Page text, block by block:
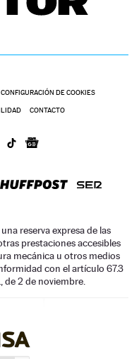
CONFIGURACIÓN DE COOKIES
CONTACTO
reserva expresa de las
prestaciones accesibles
mecánica u otros medios
con el artículo 67.3
de 2 de noviembre.